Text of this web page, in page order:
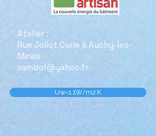
Atelier :
Rue Joliot Curie à Auchy-les-
Mines
samizol@yahoo.fr
Uw=1.1W/m2.K